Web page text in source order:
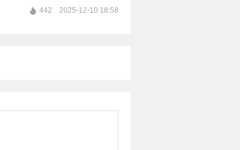
442 2025-12-10 18:58